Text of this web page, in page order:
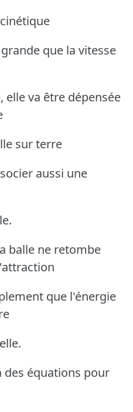
que la vitesse
elle va être dépensée
sur terre
aussi une
balle ne retombe
que l'énergie
des équations pour